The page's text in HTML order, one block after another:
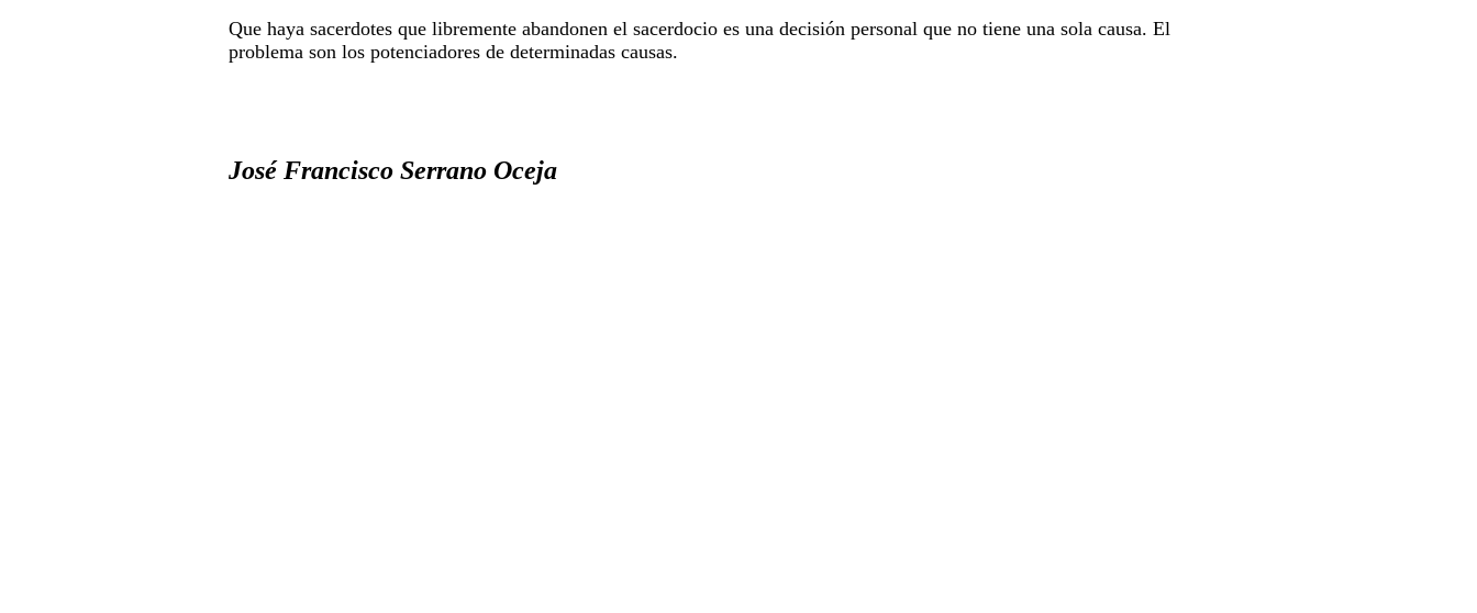
Que haya sacerdotes que libremente abandonen el sacerdocio es una decisión personal que no tiene una sola causa. El
problema son los potenciadores de determinadas causas.
José Francisco Serrano Oceja